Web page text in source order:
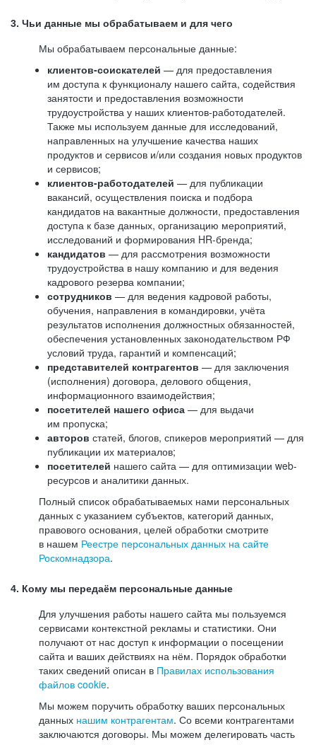
3. Чьи данные мы обрабатываем и для чего
Мы обрабатываем персональные данные:
клиентов-соискателей — для предоставления
им доступа к функционалу нашего сайта, содействия
занятости и предоставления возможности
трудоустройства у наших клиентов-работодателей.
Также мы используем данные для исследований,
направленных на улучшение качества наших
продуктов и сервисов и/или создания новых продуктов
и сервисов;
клиентов-работодателей — для публикации
вакансий, осуществления поиска и подбора
кандидатов на вакантные должности, предоставления
доступа к базе данных, организацию мероприятий,
исследований и формирования HR-бренда;
кандидатов — для рассмотрения возможности
трудоустройства в нашу компанию и для ведения
кадрового резерва компании;
сотрудников — для ведения кадровой работы,
обучения, направления в командировки, учёта
результатов исполнения должностных обязанностей,
обеспечения установленных законодательством РФ
условий труда, гарантий и компенсаций;
представителей контрагентов — для заключения
(исполнения) договора, делового общения,
информационного взаимодействия;
посетителей нашего офиса — для выдачи
им пропуска;
авторов статей, блогов, спикеров мероприятий — для
публикации их материалов;
посетителей нашего сайта — для оптимизации web-
ресурсов и аналитики данных.
Полный список обрабатываемых нами персональных
данных с указанием субъектов, категорий данных,
правового основания, целей обработки смотрите
в нашем Реестре персональных данных на сайте
Роскомнадзора.
4. Кому мы передаём персональные данные
Для улучшения работы нашего сайта мы пользуемся
сервисами контекстной рекламы и статистики. Они
получают от нас доступ к информации о посещении
сайта и ваших действиях на нём. Порядок обработки
таких сведений описан в Правилах использования
файлов cookie.
Мы можем поручить обработку ваших персональных
данных нашим контрагентам. Со всеми контрагентами
заключаются договоры. Мы можем делегировать часть